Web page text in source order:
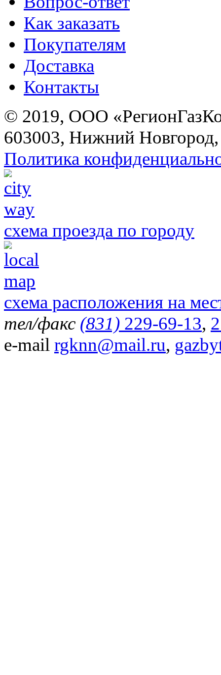
Как заказать
Покупателям
Доставка
Контакты
© 2019, ООО
603003, Нижний
Политика
схема проезда по городу
схема расположения на
тел/факс (831) 229-69-13,
e-mail rgknn@mail.ru,